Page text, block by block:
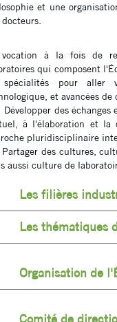
et une
docteurs.
à la fois de
qui composent
pour aller
et avancées
des échanges
à l'élaboration et la
pluridisciplinaire
des cultures,
aussi culture de
Les filières
Les thématiques
Organisation de